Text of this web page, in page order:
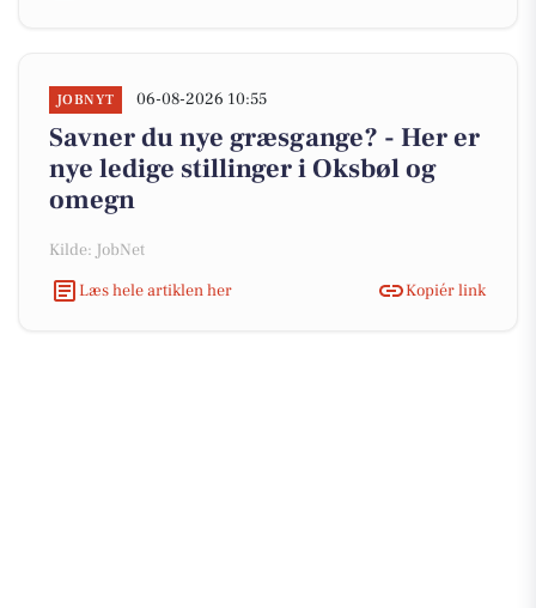
JOBNYT 06-08-2026 10:55
Savner du nye græsgange? - Her er
nye ledige stillinger i Oksbøl og
omegn
Kilde: JobNet
Læs hele artiklen her
Kopiér link